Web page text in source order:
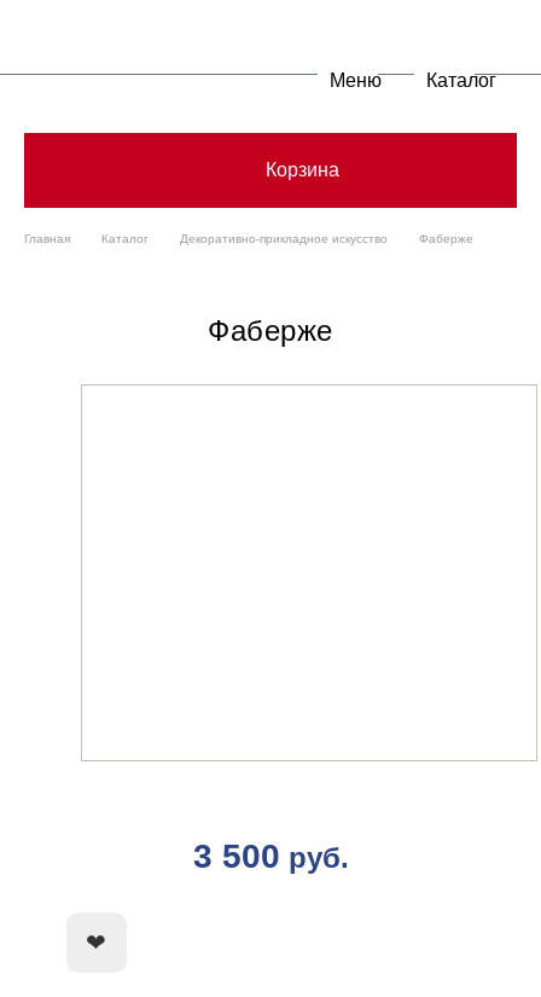
Меню Каталог
Корзина
Главная Каталог Декоративно-прикладное искусство Фаберже
Фаберже
3 500 руб.